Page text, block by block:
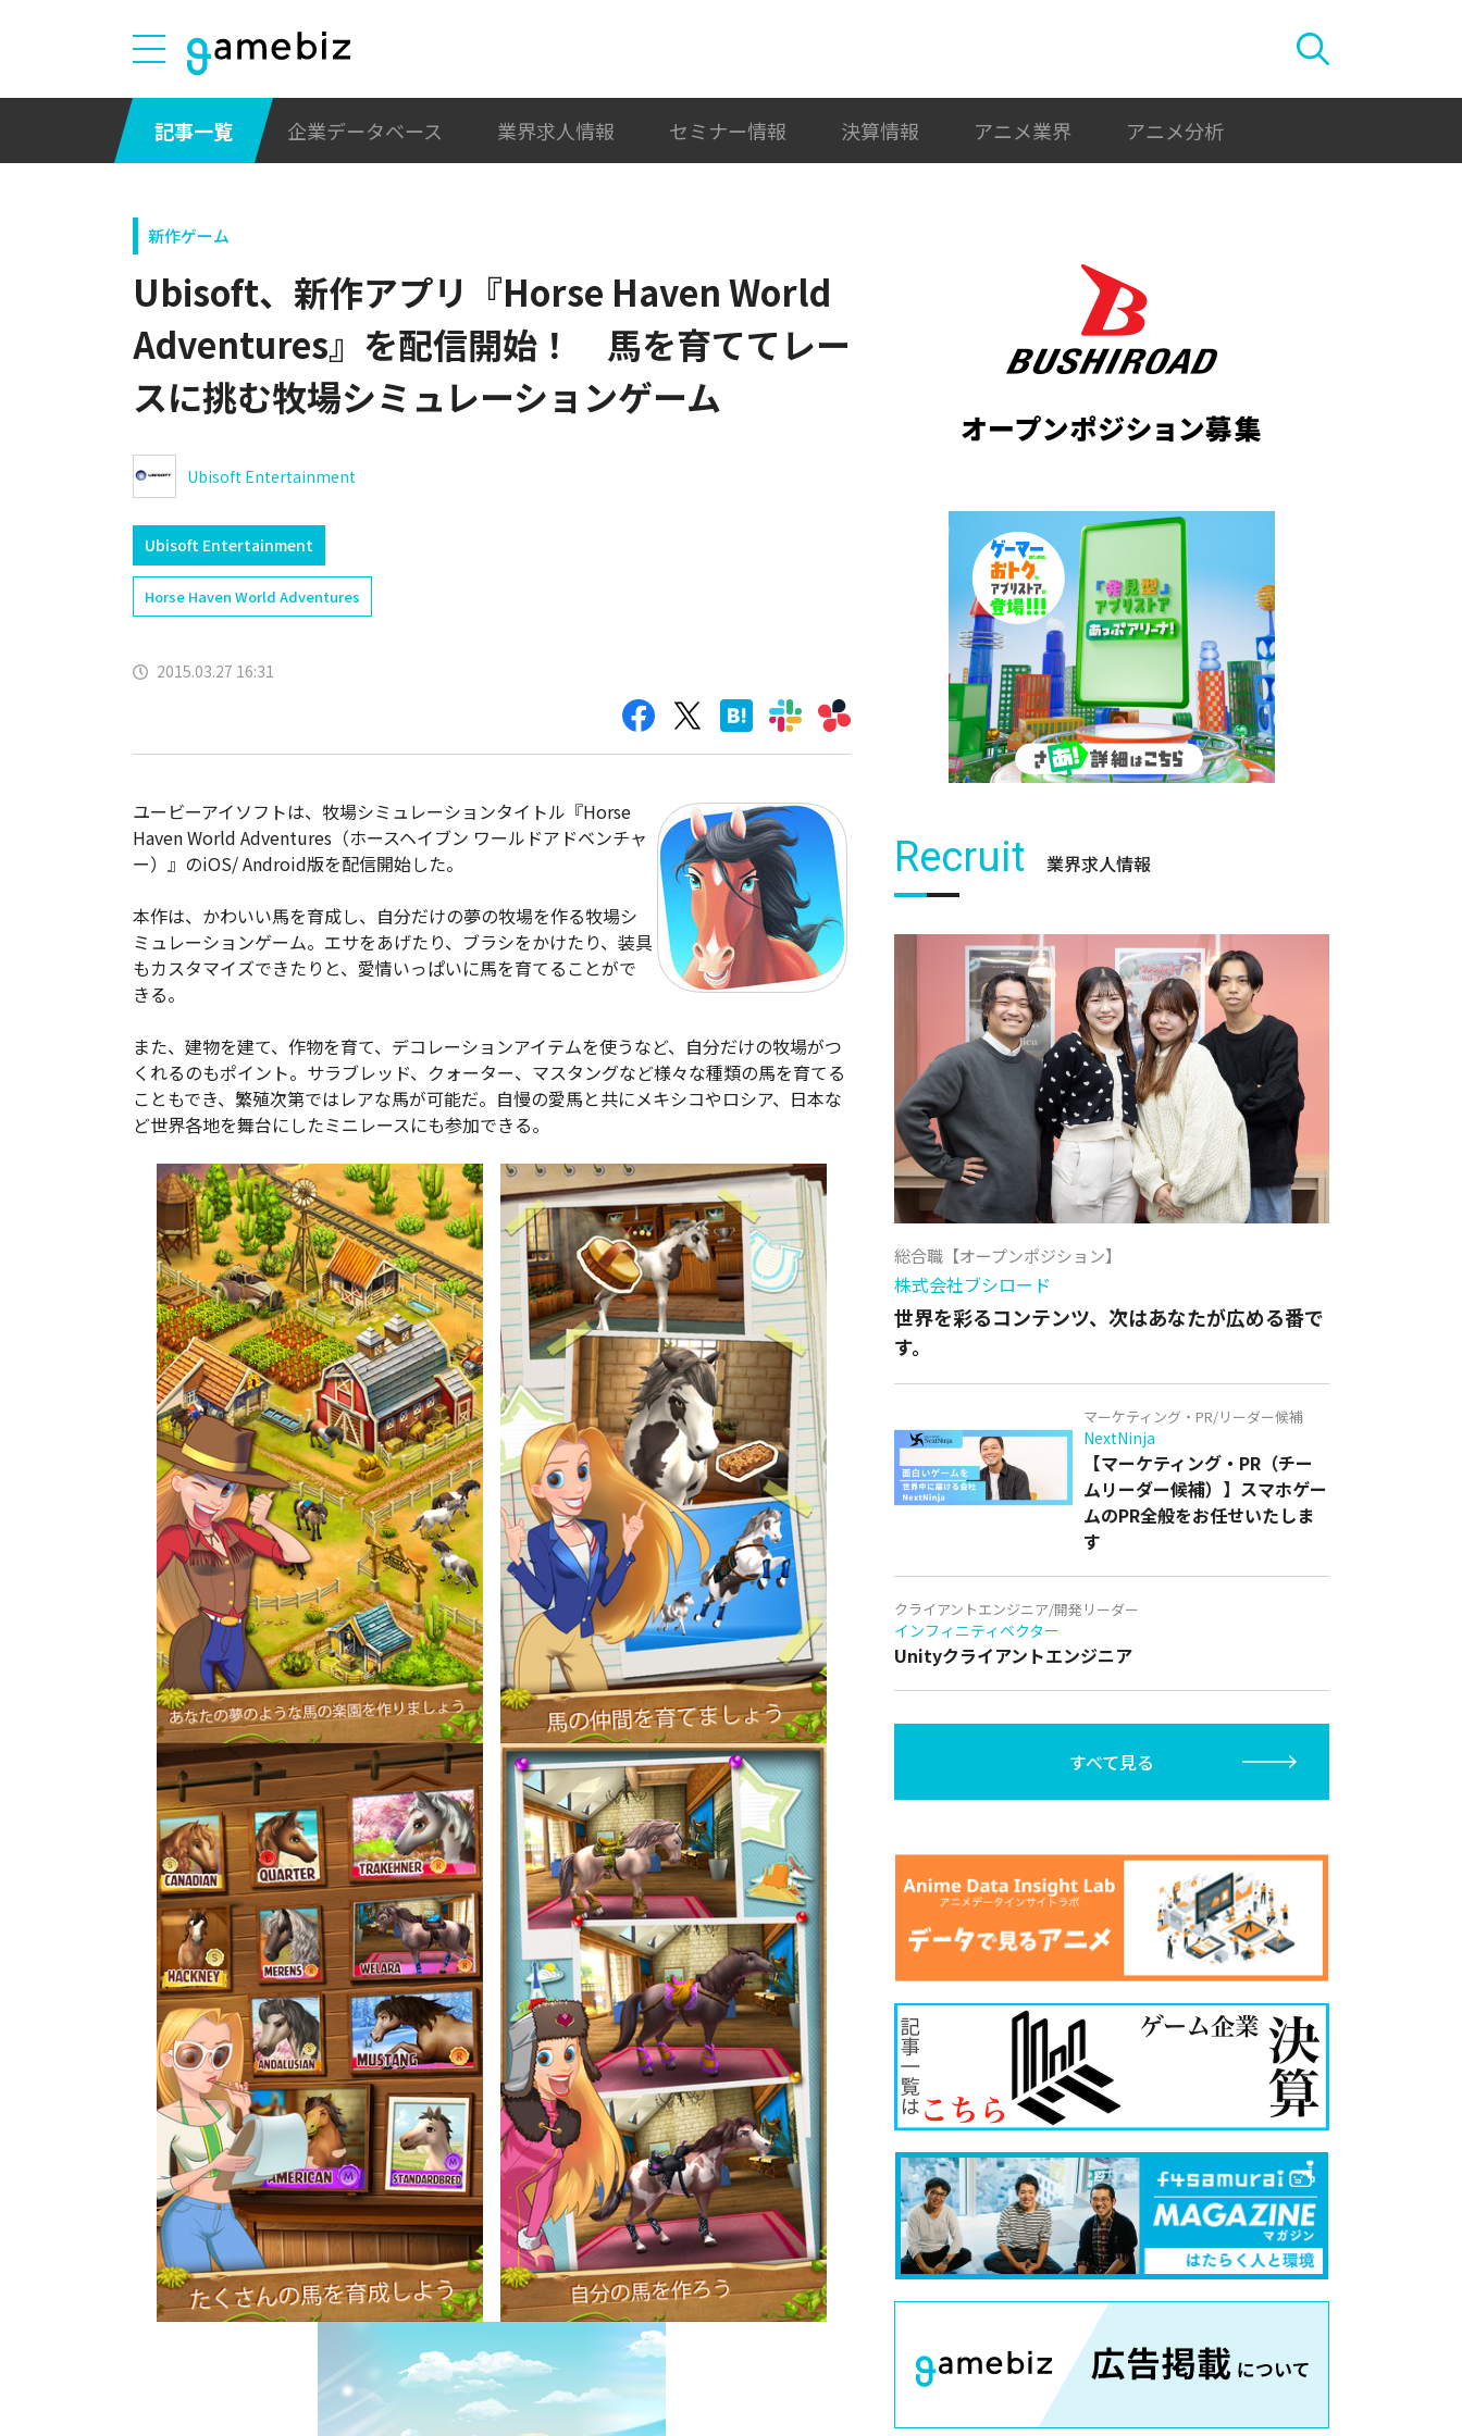
記事一覧 企業データベース 業界求人情報 セミナー情報 決算情報 アニメ業界 アニメ分析
新作ゲーム
Ubisoft、新作アプリ『Horse Haven World
Adventures』を配信開始！ 馬を育ててレー
スに挑む牧場シミュレーションゲーム
Ubisoft Entertainment
Ubisoft Entertainment
Horse Haven World Adventures
2015.03.27 16:31
ユービーアイソフトは、牧場シミュレーションタイトル『Horse
Haven World Adventures（ホースヘイブン ワールドアドベンチャ
ー）』のiOS/ Android版を配信開始した。
本作は、かわいい馬を育成し、自分だけの夢の牧場を作る牧場シ
ミュレーションゲーム。エサをあげたり、ブラシをかけたり、装具
もカスタマイズできたりと、愛情いっぱいに馬を育てることがで
きる。
また、建物を建て、作物を育て、デコレーションアイテムを使うなど、自分だけの牧場がつ
くれるのもポイント。サラブレッド、クォーター、マスタングなど様々な種類の馬を育てる
こともでき、繁殖次第ではレアな馬が可能だ。自慢の愛馬と共にメキシコやロシア、日本な
ど世界各地を舞台にしたミニレースにも参加できる。
Recruit 業界求人情報
総合職【オープンポジション】
株式会社ブシロード
世界を彩るコンテンツ、次はあなたが広める番で
す。
マーケティング・PR/リーダー候補
NextNinja
【マーケティング・PR（チー
ムリーダー候補）】スマホゲー
ムのPR全般をお任せいたしま
す
クライアントエンジニア/開発リーダー
インフィニティベクター
Unityクライアントエンジニア
すべて見る